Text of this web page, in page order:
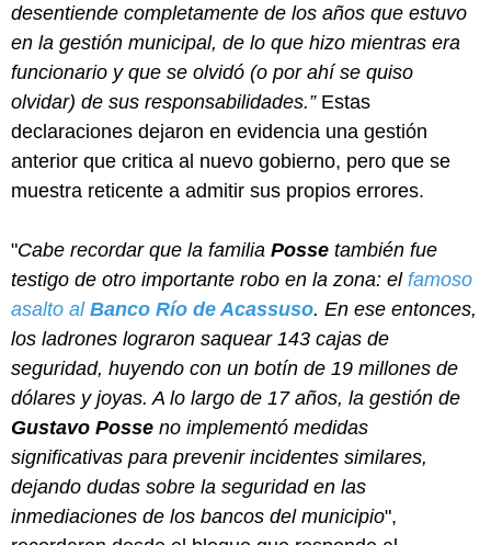
desentiende completamente de los años que estuvo
en la gestión municipal, de lo que hizo mientras era
funcionario y que se olvidó (o por ahí se quiso
olvidar) de sus responsabilidades.”Estas
declaraciones dejaron en evidencia una gestión
anterior que critica al nuevo gobierno, pero que se
muestra reticente a admitir sus propios errores.
"Cabe recordar que la familia Posse también fue
testigo de otro importante robo en la zona: el famoso
asalto al Banco Río de Acassuso. En ese entonces,
los ladrones lograron saquear 143 cajas de
seguridad, huyendo con un botín de 19 millones de
dólares y joyas. A lo largo de 17 años, la gestión de
Gustavo Posse no implementó medidas
significativas para prevenir incidentes similares,
dejando dudas sobre la seguridad en las
inmediaciones de los bancos del municipio",